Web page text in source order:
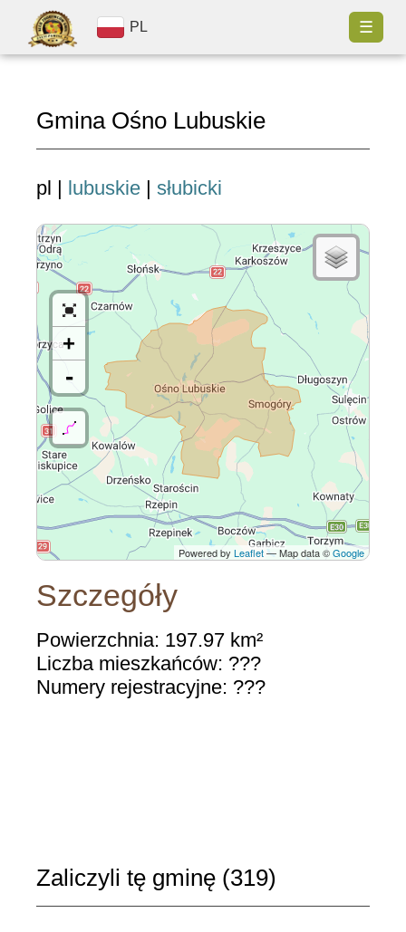
PL ☰
Gmina Ośno Lubuskie
pl | lubuskie | słubicki
+
-
Powered by Leaflet— Map data ©Google
Szczegóły
Powierzchnia: 197.97 km²
Liczba mieszkańców: ???
Numery rejestracyjne: ???
Zaliczyli tę gminę (319)